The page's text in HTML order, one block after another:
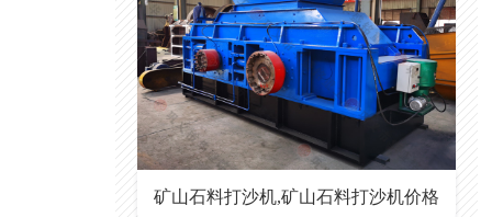
矿山石料打沙机,矿山石料打沙机价格